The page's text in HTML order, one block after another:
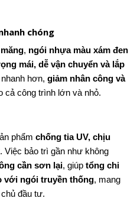
chóng
, ngói nhựa màu xám đen
mái, dễ vận chuyển và lắp
hơn, giảm nhân công và
cả công trình lớn và nhỏ.
phẩm chống tia UV, chịu
Việc bảo trì gần như không
cần sơn lại, giúp tổng chi
với ngói truyền thống, mang
đầu tư.